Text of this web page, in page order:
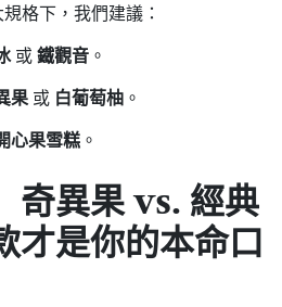
格下，我們建議：
或 鐵觀音 。
果 或 白葡萄柚 。
心果雪糕 。
奇異果 vs. 經典
才是你的本命口